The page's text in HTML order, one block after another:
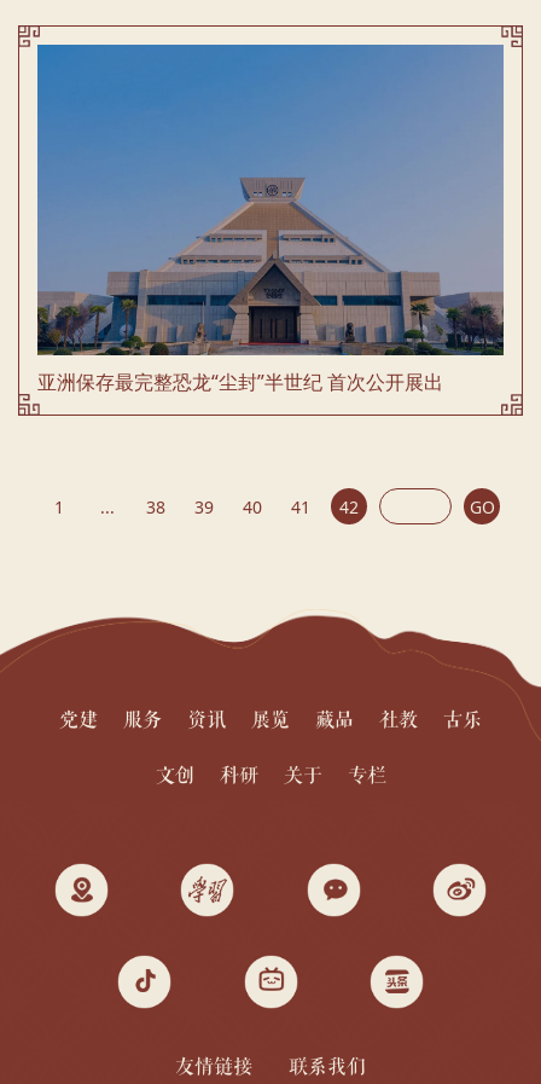
亚洲保存最完整恐龙“尘封”半世纪 首次公开展出
1 ... 38 39 40 41 42 GO
党建 服务 资讯 展览 藏品 社教 古乐
文创 科研 关于 专栏
友情链接 联系我们